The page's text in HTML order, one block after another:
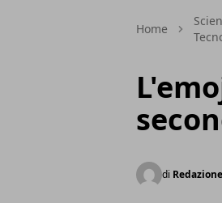
Home
di Redazione